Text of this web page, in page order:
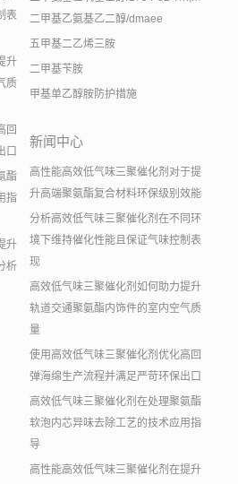
表
升
质
回
口
酯
指
升
析
二甲基乙氨基乙二醇/dmaee
五甲基二乙烯三胺
二甲基苄胺
甲基单乙醇胺防护措施
新闻中心
高性能高效低气味三聚催化剂对于提
升高端聚氨酯复合材料环保级别效能
分析高效低气味三聚催化剂在不同环
境下维持催化性能且保证气味控制表
现
高效低气味三聚催化剂如何助力提升
轨道交通聚氨酯内饰件的室内空气质
量
使用高效低气味三聚催化剂优化高回
弹海绵生产流程并满足严苛环保出口
高效低气味三聚催化剂在处理聚氨酯
软泡内芯异味去除工艺的技术应用指
导
高性能高效低气味三聚催化剂在提升